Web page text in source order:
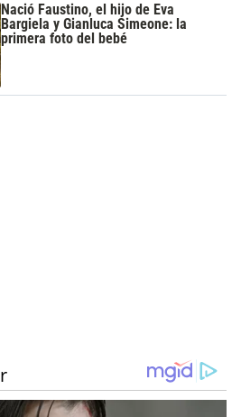
Nació Faustino, el hijo de Eva
Bargiela y Gianluca Simeone: la
primera foto del bebé